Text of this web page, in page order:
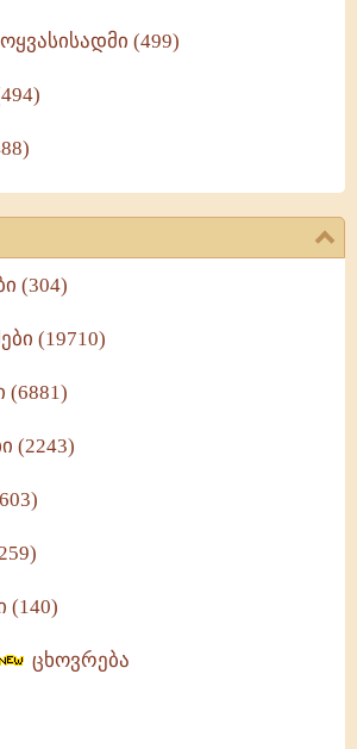
(499)
(304)
(19710)
(6881)
(2243)
(140)
ცხოვრება